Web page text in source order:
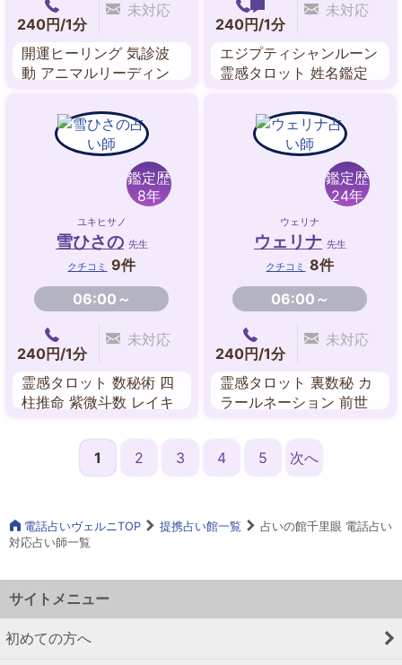
240円/1分
未対応
開運ヒーリング 気診波
動 アニマルリーディン
ャクラ調整 守護龍占い
240円/1分
未対応
エジプティシャンルーン
霊感タロット 姓名鑑定
タロット ビブリオマン
鑑定歴
8年
ユキヒサノ
雪ひさの 先生
クチコミ
9件
06:00～
240円/1分
未対応
霊感タロット 数秘術 四
柱推命 紫微斗数 レイキ
判断 ルノルマンカード
鑑定歴
24年
ウェリナ
ウェリナ 先生
クチコミ
8件
06:00～
240円/1分
未対応
霊感タロット 裏数秘 カ
ラールネーション 前世
1
2 3 4 5 次へ
電話占いヴェルニTOP 提携占い館一覧
占いの館千里眼 電話占い
対応占い師一覧
サイトメニュー
初めての方へ